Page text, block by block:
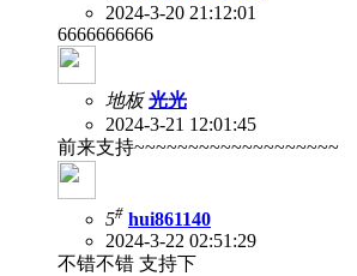
2024-3-20 21:12:01
6666666666
地板 光光
2024-3-21 12:01:45
前来支持~~~~~~~~~~~~~~~~~~~
5# hui861140
2024-3-22 02:51:29
不错不错 支持下